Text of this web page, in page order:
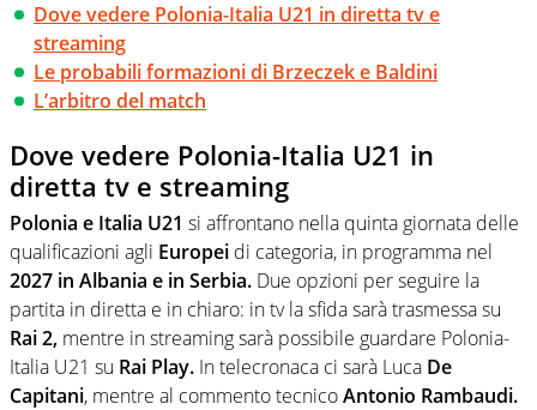
Dove vedere Polonia-Italia U21 in diretta tv e
streaming
Le probabili formazioni di Brzeczek e Baldini
L’arbitro del match
Dove vedere Polonia-Italia U21 in
diretta tv e streaming
Polonia e Italia U21 si affrontano nella quinta giornata delle
qualificazioni agli Europei di categoria, in programma nel
2027 in Albania e in Serbia. Due opzioni per seguire la
partita in diretta e in chiaro: in tv la sfida sarà trasmessa su
Rai 2, mentre in streaming sarà possibile guardare Polonia-
Italia U21 su Rai Play. In telecronaca ci sarà Luca De
Capitani, mentre al commento tecnicoAntonio Rambaudi.